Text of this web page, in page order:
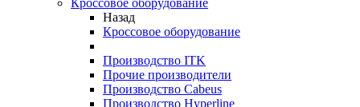
Кроссовое оборудование
Назад
Кроссовое оборудование
Производство ITK
Прочие производители
Производство Cabeus
Производство Hyperline